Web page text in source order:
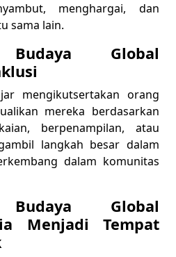
menghargai, dan
sama lain.
Budaya Global
mengikutsertakan orang
mereka berdasarkan
berpenampilan, atau
langkah besar dalam
dalam komunitas
Budaya Global
Menjadi Tempat